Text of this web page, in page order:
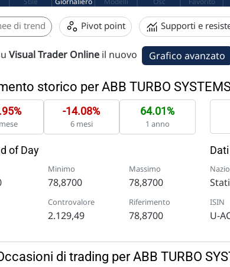
di trend Pivot point Supporti e
Visual Trader Online il nuovo Grafico avanzato
storico per ABB TURBO
-14.08%
6 mesi
64.01%
1 anno
of Day
Minimo
78,8700
Massimo
78,8700
Controvalore
2.129,49
Riferimento
78,8700
ISIN
U-
di trading per ABB TURBO